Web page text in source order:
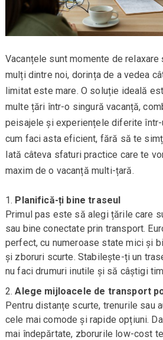
Vacanțele sunt momente de relaxare
mulți dintre noi, dorința de a vedea
limitat este mare. O soluție ideală
multe țări într-o singură vacanță,
peisajele și experiențele diferite într-
cum faci asta eficient, fără să te
Iată câteva sfaturi practice care te
maxim de o vacanță multi-țară.
Planifică-ți bine traseul
Primul pas este să alegi țările care
sau bine conectate prin transport.
perfect, cu numeroase state mici și
și zboruri scurte. Stabilește-ți un
nu faci drumuri inutile și să câștigi
Alege mijloacele de transport
Pentru distanțe scurte, trenurile sau
cele mai comode și rapide opțiuni.
mai îndepărtate, zborurile low-cost